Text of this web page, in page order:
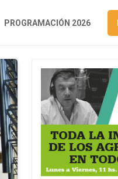
PROGRAMACIÓN 2026